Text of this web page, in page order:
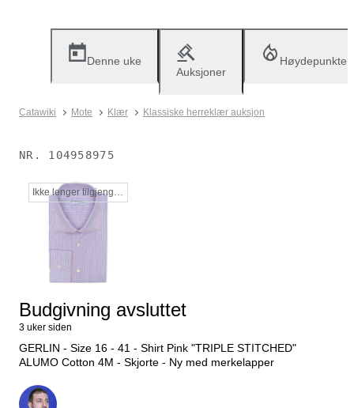
Denne uke
Auksjoner
Høydepunkter
Catawiki Mote Klær Klassiske herreklær auksjon
NR. 104958975
Ikke lenger tilgjengelig
Budgivning avsluttet
3 uker siden
GERLIN - Size 16 - 41 - Shirt Pink "TRIPLE STITCHED"
ALUMO Cotton 4M - Skjorte - Ny med merkelapper